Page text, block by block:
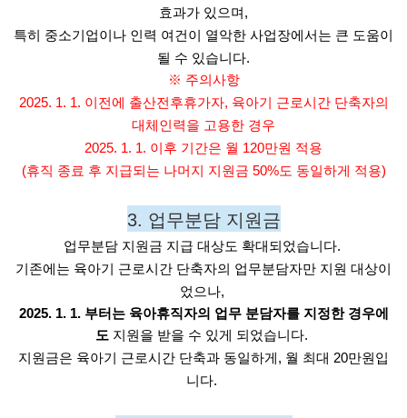
효과가 있으며,
특히 중소기업이나 인력 여건이 열악한 사업장에서는 큰 도움이
될 수 있습니다.
※ 주의사항
2025. 1. 1. 이전에 출산전후휴가자, 육아기 근로시간 단축자의
대체인력을 고용한 경우
2025. 1. 1. 이후 기간은 월 120만원 적용
(휴직 종료 후 지급되는 나머지 지원금 50%도 동일하게 적용)
3. 업무분담 지원금
업무분담 지원금 지급 대상도 확대되었습니다.
기존에는 육아기 근로시간 단축자의 업무분담자만 지원 대상이
었으나,
2025. 1. 1. 부터는 육아휴직자의 업무 분담자를 지정한 경우에
도 지원을 받을 수 있게 되었습니다.
지원금은 육아기 근로시간 단축과 동일하게, 월 최대 20만원입
니다.